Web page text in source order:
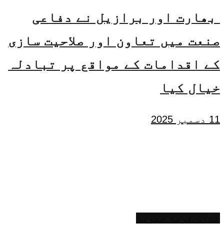
بھارت اور برازیل نے دفاعی
صنعت میں تعاون اور صلاحیت سازی
کے اقدامات کے مواقع پر تبادلہ
خیال کیا
11 دسمبر 2025